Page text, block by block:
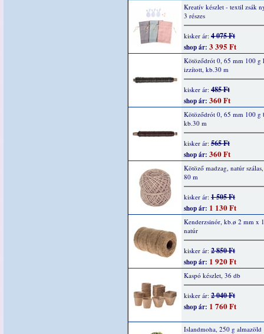
Kreatív készlet - textil zsák
3 részes
kisker ár: 4 075 Ft
shop ár: 3 395 Ft
Kötöződrót 0, 65 mm 100 g
izzított, kb.30 m
kisker ár: 485 Ft
shop ár: 360 Ft
Kötöződrót 0, 65 mm 100 g
kb.30 m
kisker ár: 565 Ft
shop ár: 360 Ft
Kötöző madzag, natúr
80 m
kisker ár: 1 505 Ft
shop ár: 1 130 Ft
Kenderzsinór, kb.ø 2 mm x
natúr
kisker ár: 2 850 Ft
shop ár: 1 920 Ft
Kaspó készlet, 36 db
kisker ár: 2 040 Ft
shop ár: 1 760 Ft
Islandmoha, 250 g almazöld